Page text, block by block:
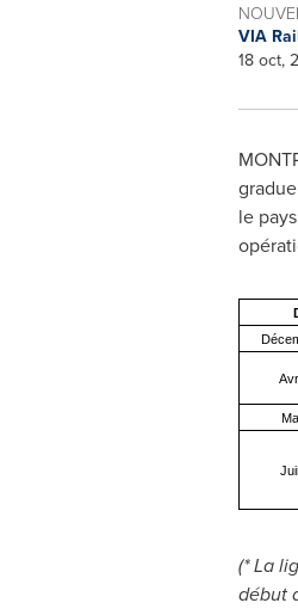
VIA
18 oct,
le
(* La
début